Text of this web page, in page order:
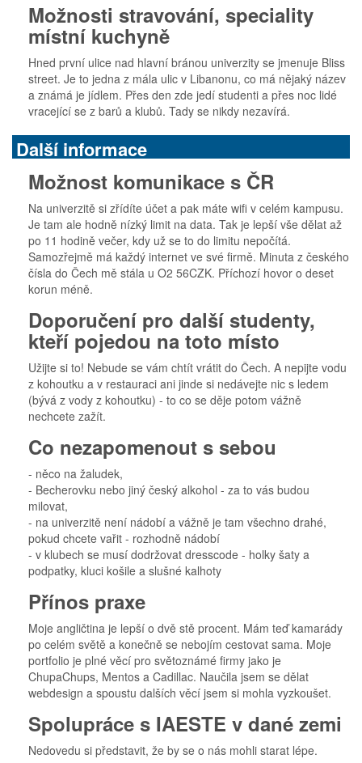
Možnosti stravování, speciality
místní kuchyně
Hned první ulice nad hlavní bránou univerzity se jmenuje Bliss
street. Je to jedna z mála ulic v Libanonu, co má nějaký název
a známá je jídlem. Přes den zde jedí studenti a přes noc lidé
vracející se z barů a klubů. Tady se nikdy nezavírá.
Další informace
Možnost komunikace s ČR
Na univerzitě si zřídíte účet a pak máte wifi v celém kampusu.
Je tam ale hodně nízký limit na data. Tak je lepší vše dělat až
po 11 hodině večer, kdy už se to do limitu nepočítá.
Samozřejmě má každý internet ve své firmě. Minuta z českého
čísla do Čech mě stála u O2 56CZK. Příchozí hovor o deset
korun méně.
Doporučení pro další studenty,
kteří pojedou na toto místo
Užijte si to! Nebude se vám chtít vrátit do Čech. A nepijte vodu
z kohoutku a v restauraci ani jinde si nedávejte nic s ledem
(bývá z vody z kohoutku) - to co se děje potom vážně
nechcete zažít.
Co nezapomenout s sebou
- něco na žaludek,
- Becherovku nebo jiný český alkohol - za to vás budou
milovat,
- na univerzitě není nádobí a vážně je tam všechno drahé,
pokud chcete vařit - rozhodně nádobí
- v klubech se musí dodržovat dresscode - holky šaty a
podpatky, kluci košile a slušné kalhoty
Přínos praxe
Moje angličtina je lepší o dvě stě procent. Mám teď kamarády
po celém světě a konečně se nebojím cestovat sama. Moje
portfolio je plné věcí pro světoznámé firmy jako je
ChupaChups, Mentos a Cadillac. Naučila jsem se dělat
webdesign a spoustu dalších věcí jsem si mohla vyzkoušet.
Spolupráce s IAESTE v dané zemi
Nedovedu si představit, že by se o nás mohli starat lépe.